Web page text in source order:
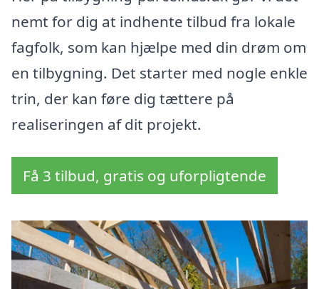
nemt for dig at indhente tilbud fra lokale
fagfolk, som kan hjælpe med din drøm om
en tilbygning. Det starter med nogle enkle
trin, der kan føre dig tættere på
realiseringen af dit projekt.
Få 3 tilbud, gratis og uforpligtende